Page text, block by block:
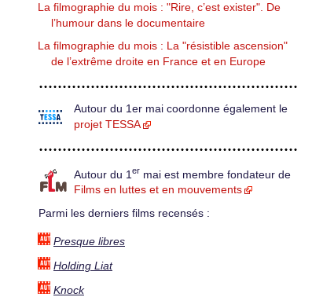
La filmographie du mois : "Rire, c’est exister". De
l’humour dans le documentaire
La filmographie du mois : La "résistible ascension"
de l’extrême droite en France et en Europe
Autour du 1er mai coordonne également le
projet TESSA
Autour du 1 er mai est membre fondateur de
Films en luttes et en mouvements
Parmi les derniers films recensés :
Presque libres
Holding Liat
Knock